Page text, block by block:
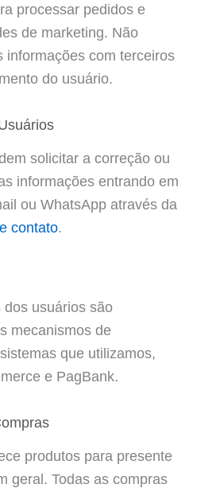
processar pedidos e
de marketing. Não
informações com terceiros
do usuário.
solicitar a correção ou
informações entrando em
ou WhatsApp através da
contato.
usuários são
mecanismos de
que utilizamos,
e PagBank.
produtos para presente
geral. Todas as compras